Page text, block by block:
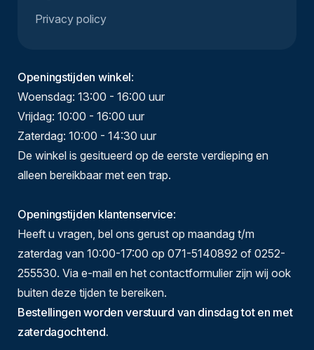
Privacy policy
Openingstijden winkel:
Woensdag: 13:00 - 16:00 uur
Vrijdag: 10:00 - 16:00 uur
Zaterdag: 10:00 - 14:30 uur
De winkel is gesitueerd op de eerste verdieping en
alleen bereikbaar met een trap.
Openingstijden klantenservice:
Heeft u vragen, bel ons gerust op maandag t/m
zaterdag van 10:00-17:00 op 071-5140892 of 0252-
255530. Via e-mail en het contactformulier zijn wij ook
buiten deze tijden te bereiken.
Bestellingen worden verstuurd van dinsdag tot en met
zaterdagochtend.